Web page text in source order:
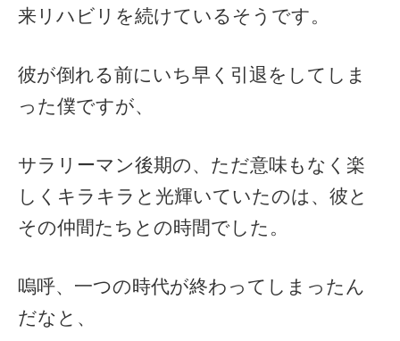
来リハビリを続けているそうです。
彼が倒れる前にいち早く引退をしてしま
った僕ですが、
サラリーマン後期の、ただ意味もなく楽
しくキラキラと光輝いていたのは、彼と
その仲間たちとの時間でした。
嗚呼、一つの時代が終わってしまったん
だなと、